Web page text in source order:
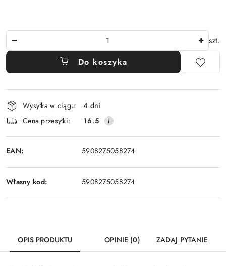
szt.
Do koszyka
Dostępność
i
dostawa
Wysyłka w ciągu:
4 dni
Cena przesyłki:
16.5
EAN: 5908275058274
Własny kod: 5908275058274
OPIS PRODUKTU OPINIE (0) ZADAJ PYTANIE